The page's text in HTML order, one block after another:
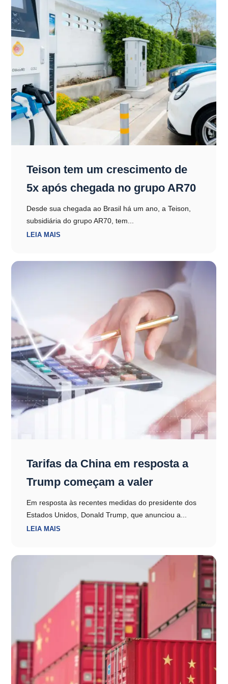
Teison tem um crescimento de
5x após chegada no grupo AR70
Desde sua chegada ao Brasil há um ano, a Teison,
subsidiária do grupo AR70, tem...
LEIA MAIS
Tarifas da China em resposta a
Trump começam a valer
Em resposta às recentes medidas do presidente dos
Estados Unidos, Donald Trump, que anunciou a...
LEIA MAIS